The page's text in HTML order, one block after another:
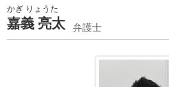
嘉義 亮太
かぎ りょうた
弁護士